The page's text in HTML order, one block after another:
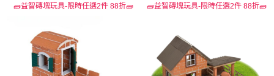
🧱益智磚塊玩具-限時任選2件 88折🧱 🧱益智磚塊玩具-限時任選2件 88折🧱